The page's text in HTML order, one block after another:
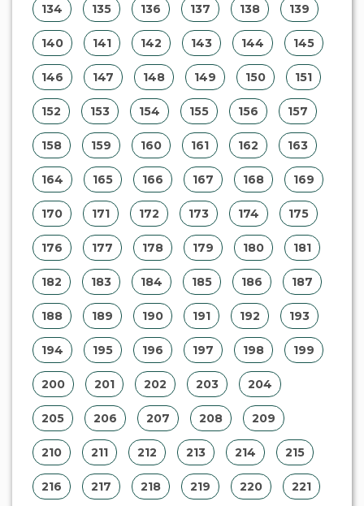
134 135 136 137 138 139
140 141 142 143 144 145
146 147 148 149 150 151
152 153 154 155 156 157
158 159 160 161 162 163
164 165 166 167 168 169
170 171 172 173 174 175
176 177 178 179 180 181
182 183 184 185 186 187
188 189 190 191 192 193
194 195 196 197 198 199
200 201 202 203 204
205 206 207 208 209
210 211 212 213 214 215
216 217 218 219 220 221